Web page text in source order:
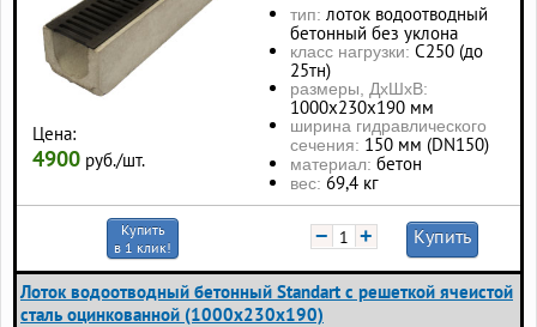
Цена:
4900 руб./шт.
тип: лоток водоотводный
бетонный без уклона
класс нагрузки: С250 (до
25тн)
размеры, ДхШхВ:
1000x230x190 мм
ширина гидравлического
сечения: 150 мм (DN150)
материал: бетон
вес: 69,4 кг
Купить
в 1 клик!
− + Купить
Лоток водоотводный бетонный Standart с решеткой ячеистой
сталь оцинкованной (1000x230x190)